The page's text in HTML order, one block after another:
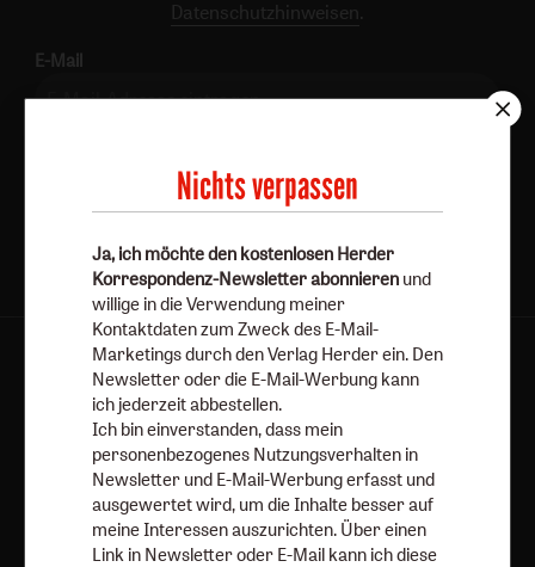
Datenschutzhinweisen .
E-Mail
AGB und Widerrufsbelehrung
Datenschutz
Barrierefreiheit
Vertrag widerrufen Abo online kündigen
Nichts verpassen
Ja, ich möchte den kostenlosen Herder
Korrespondenz-Newsletter abonnieren und
willige in die Verwendung meiner
Kontaktdaten zum Zweck des E-Mail-
Marketings durch den Verlag Herder ein. Den
Newsletter oder die E-Mail-Werbung kann
ich jederzeit abbestellen.
Ich bin einverstanden, dass mein
personenbezogenes Nutzungsverhalten in
Newsletter und E-Mail-Werbung erfasst und
ausgewertet wird, um die Inhalte besser auf
meine Interessen auszurichten. Über einen
Link in Newsletter oder E-Mail kann ich diese